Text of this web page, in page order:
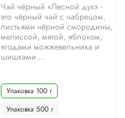
Чай чёрный «Лесной дух» -
это чёрный чай с чабрецом,
листьями чёрной смородины,
мелиссой, мятой, яблоком,
ягодами можжевельника и
шишками....
Упаковка 100 г
Упаковка 500 г